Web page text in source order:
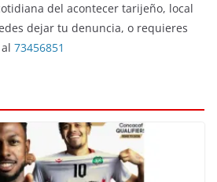
del acontecer tarijeño, local
dejar tu denuncia, o requieres
73456851